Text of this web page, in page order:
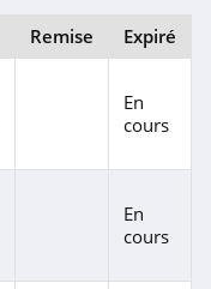
Remise Expiré
En
cours
En
cours